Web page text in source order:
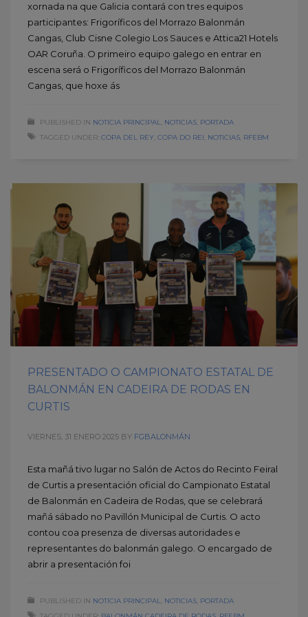
xornada na que Galicia contará con tres equipos
participantes: Frigoríficos del Morrazo Balonmán
Cangas, Club Cisne Colegio Los Sauces e Attica21 Hotels
OAR Coruña. O primeiro equipo galego en entrar en
escena será o Frigoríficos del Morrazo Balonmán
Cangas, que hoxe ás
PUBLISHED IN NOTICIA PRINCIPAL NOTICIAS PORTADA
TAGGED UNDER: COPA DEL REY COPA DO REI NOTICIAS RFEBM
PRESENTADO O CAMPIONATO ESTATAL DE
BALONMÁN EN CADEIRA DE RODAS EN
CURTIS
VIERNES, 31 ENERO 2025 BY FGBALONMÁN
Esta mañá tivo lugar no Salón de Actos do Recinto Feiral
de Curtis a presentación oficial do Campionato Estatal
de Balonmán en Cadeira de Rodas, que se celebrará
mañá sábado no Pavillón Municipal de Curtis. O acto
contou coa presenza de diversas autoridades e
representantes do balonmán galego. O encargado de
abrir a presentación foi
PUBLISHED IN NOTICIA PRINCIPAL NOTICIAS PORTADA